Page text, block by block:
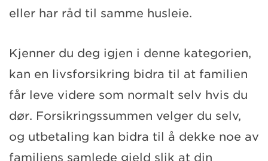
eller har råd til samme husleie.
Kjenner du deg igjen i denne kategorien,
kan en livsforsikring bidra til at familien
får leve videre som normalt selv hvis du
dør. Forsikringssummen velger du selv,
og utbetaling kan bidra til å dekke noe av
familiens samlede gjeld slik at din